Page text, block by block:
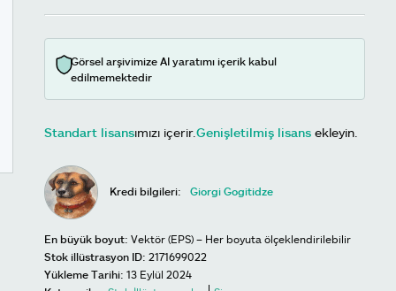
Görsel arşivimize AI yaratımı içerik kabul
edilmemektedir
Standart lisansımızı içerir.Genişletilmiş lisans ekleyin.
Kredi bilgileri: Giorgi Gogitidze
En büyük boyut: Vektör (EPS) – Her boyuta ölçeklendirilebilir
Stok illüstrasyon ID: 2171699022
Yükleme Tarihi: 13 Eylül 2024